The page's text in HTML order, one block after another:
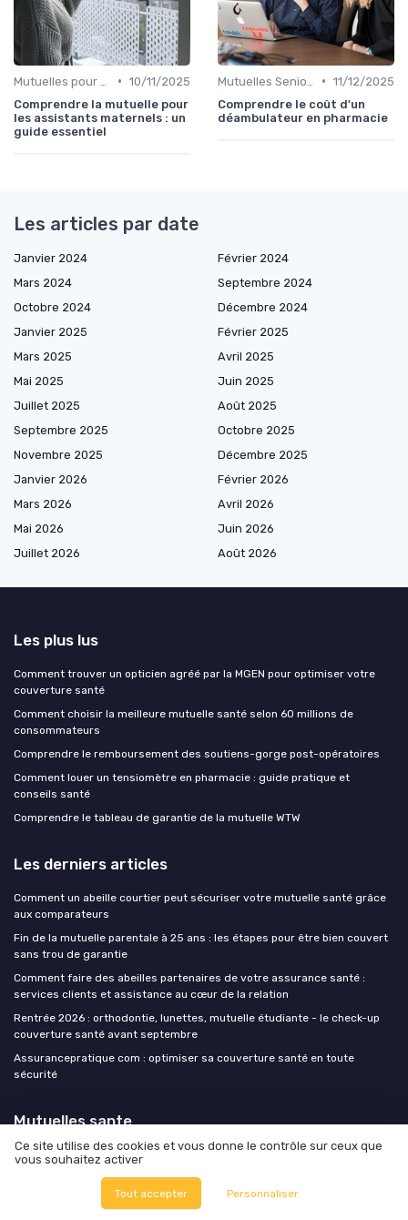
• 10/11/2025
Comprendre la mutuelle pour
les assistants maternels : un
guide essentiel
• 11/12/2025
Comprendre le coût d'un
déambulateur en pharmacie
Les articles par date
Janvier 2024
Février 2024
Mars 2024
Septembre 2024
Octobre 2024
Décembre 2024
Janvier 2025
Février 2025
Mars 2025
Avril 2025
Mai 2025
Juin 2025
Juillet 2025
Août 2025
Septembre 2025
Octobre 2025
Novembre 2025
Décembre 2025
Janvier 2026
Février 2026
Mars 2026
Avril 2026
Mai 2026
Juin 2026
Juillet 2026
Août 2026
Les plus lus
Comment trouver un opticien agréé par la MGEN pour optimiser votre
couverture santé
Comment choisir la meilleure mutuelle santé selon 60 millions de
consommateurs
Comprendre le remboursement des soutiens-gorge post-opératoires
Comment louer un tensiomètre en pharmacie : guide pratique et
conseils santé
Comprendre le tableau de garantie de la mutuelle WTW
Les derniers articles
Comment un abeille courtier peut sécuriser votre mutuelle santé grâce
aux comparateurs
Fin de la mutuelle parentale à 25 ans : les étapes pour être bien couvert
sans trou de garantie
Comment faire des abeilles partenaires de votre assurance santé :
services clients et assistance au cœur de la relation
Rentrée 2026 : orthodontie, lunettes, mutuelle étudiante - le check-up
couverture santé avant septembre
Assurancepratique com : optimiser sa couverture santé en toute
sécurité
Mutuelles sante
Mentions légales Politique de confidentialité
Ce site utilise des cookies et vous donne le contrôle sur ceux que
vous souhaitez activer
Tout accepter Personnaliser